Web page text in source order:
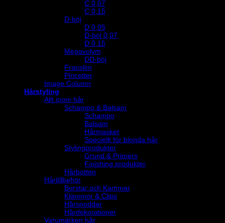
C 0,07
C 0,15
D-böj
D 0,05
D-böj 0,07
D 0,15
Megavolym
DD-böj
Franslim
Pincetter
Image Column
Hårstyling
Allt inom hår
Schampo & Balsam
Schampo
Balsam
Hårmasker
Speciellt för blonda hår
Stylingprodukter
Grund & Primers
Finishing produkter
Hårbotten
Hårtillbehör
Borstar och Kammar
Klämmor & Clips
Hårsnoddar
Hårdekorationer
Varumärken hår